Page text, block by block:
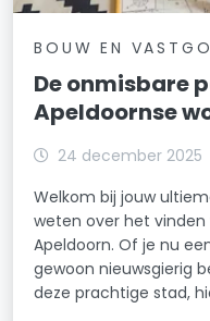
BOUW EN
De onmisbare
Apeldoornse
24 december 2025
Welkom bij jouw
weten over het
Apeldoorn. Of je nu
gewoon nieuwsgierig
deze prachtige stad,